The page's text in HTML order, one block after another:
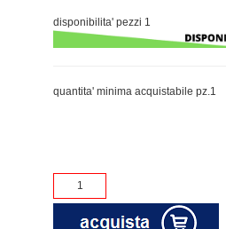
disponibilita' pezzi 1
quantita' minima acquistabile pz.1